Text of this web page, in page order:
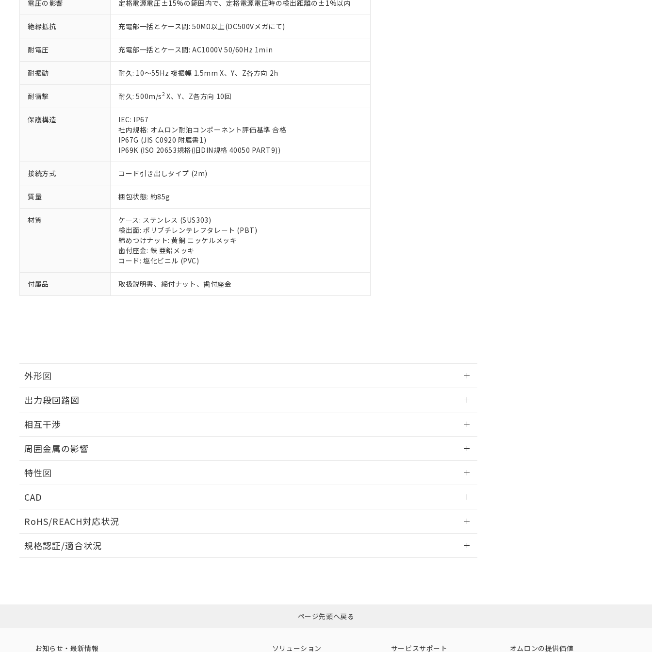
電圧の影響 定格電源電圧±15%の範囲内で、定格電源電圧時の検出距離の±1%以内
絶縁抵抗 充電部一括とケース間: 50MΩ以上(DC500Vメガにて)
耐電圧 充電部一括とケース間: AC1000V 50/60Hz 1min
耐振動 耐久: 10～55Hz 複振幅 1.5mm X、Y、Z各方向 2h
耐衝撃 耐久: 500m/s2X、Y、Z各方向 10回
保護構造
IEC: IP67
社内規格: オムロン耐油コンポーネント評価基準 合格
IP67G (JIS C0920 附属書1)
IP69K (ISO 20653規格(旧DIN規格 40050 PART9))
接続方式 コード引き出しタイプ (2m)
質量 梱包状態: 約85g
材質
ケース: ステンレス (SUS303)
検出面: ポリブチレンテレフタレート (PBT)
締めつけナット: 黄銅 ニッケルメッキ
歯付座金: 鉄 亜鉛メッキ
コード: 塩化ビニル (PVC)
付属品 取扱説明書、締付ナット、歯付座金
外形図
出力段回路図
相互干渉
周囲金属の影響
特性図
CAD
RoHS/REACH対応状況
EU RoHS 注意事項・凡例
ダウンロードはこちら
規格認証/適合状況
（イギリス
（ノルウェー
（日本
（アメリカ
さい。
※当社の共同利用者とは、"個人情報の共同利用に関して"
の「1.共同利用者の範囲」に記載されて
いる法人を指します。
下記の非含有証明書をダウンロードすることができます。
EU RoHS指令（10物質）の非含有証明書
51物質の非含有証明書（当社基準）
※本証明書は発行日時点で非含有を証明するもので、過去に遡って非含有を証明するものではありません。
また、RoHS指令のフタル酸エステル類４物質の対応では、対応完了までの期間は出荷製品に未対応品が
混在することから備考欄に対応日を記載しておりました。
既に当社にて対応品への在庫切替を完了していることから、特段のことがない限り、2022年1月12日よ
り割愛しております。
ページ先頭へ戻る
お知らせ・最新情報 ソリューション サービスサポート オムロンの提供価値